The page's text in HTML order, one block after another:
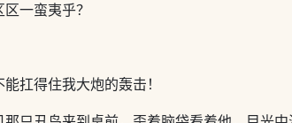
一蛮夷乎？
扛得住我大炮的轰击！